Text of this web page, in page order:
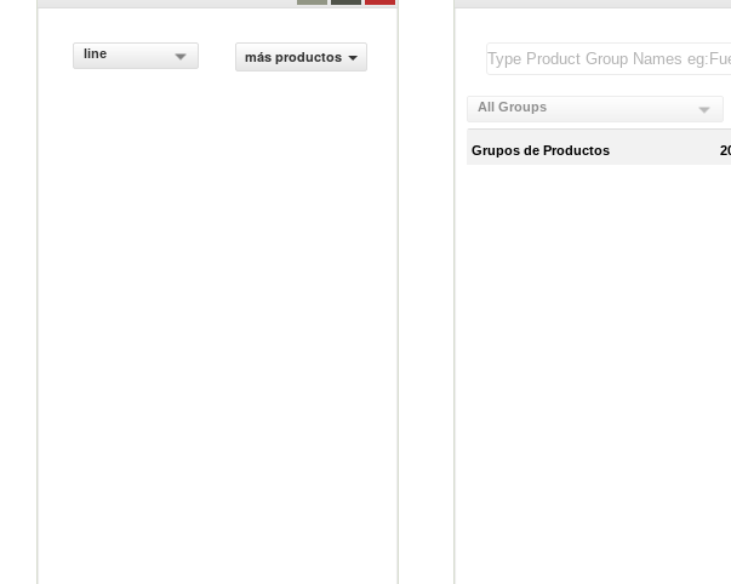
line más productos
All Groups
Grupos de Productos